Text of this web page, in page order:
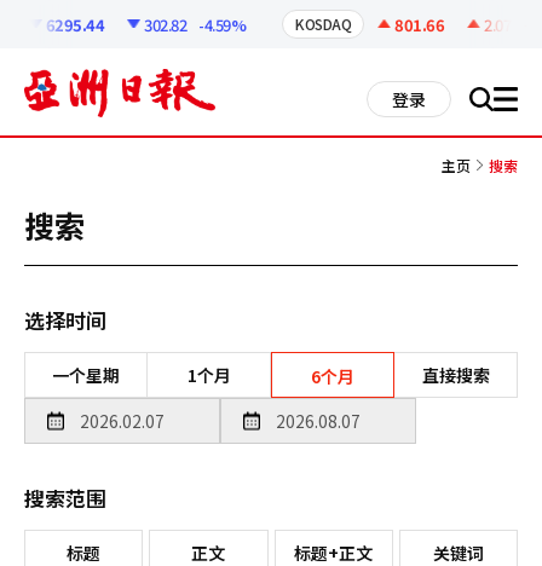
6295.44 302.82 -4.59% KOSDAQ 801.66 2.07
登录 搜 all
主页 搜索
搜索
选择时间
一个星期 1个月 6个月 直接搜索
搜索范围
标题 正文 标题+正文 关键词